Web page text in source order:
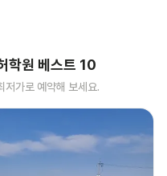
학원 베스트 10
저가로 예약해 보세요.